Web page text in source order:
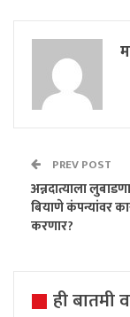
PREV POST
अन्नदात्याला
बियाणे कंपन्यांवर
करणार?
ही बातमी